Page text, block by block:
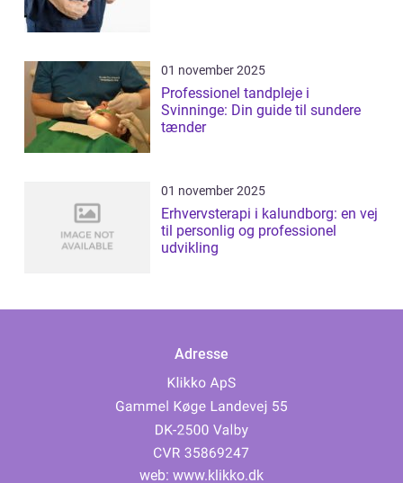
01 november 2025
Professionel tandpleje i
Svinninge: Din guide til sundere
tænder
01 november 2025
Erhvervsterapi i kalundborg: en vej
til personlig og professionel
udvikling
Adresse
web: www.klikko.dk